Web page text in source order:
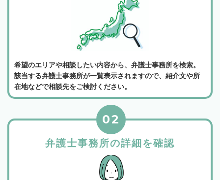
希望のエリアや相談したい内容から、弁護士事務所を検索。
該当する弁護士事務所が一覧表示されますので、紹介文や所
在地などで相談先をご検討ください。
弁護士事務所の詳細を確認
02